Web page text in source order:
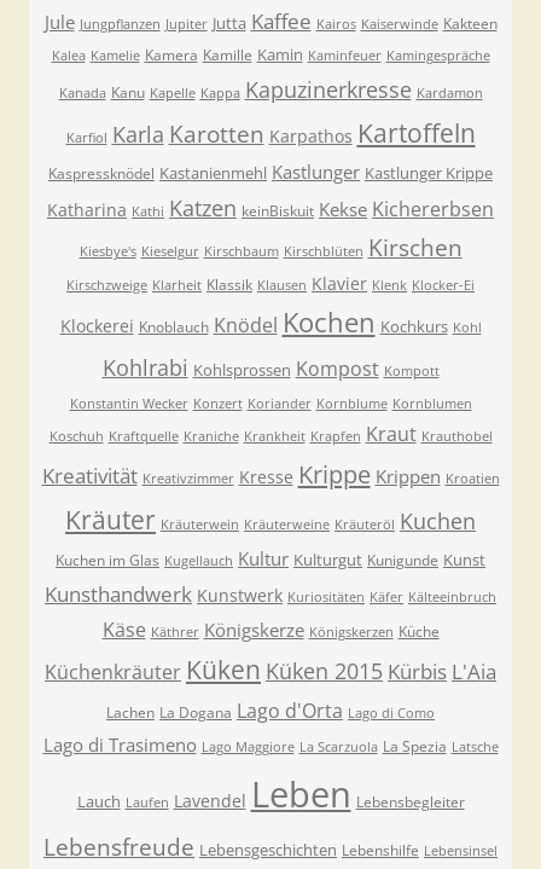
Jule Jungpflanzen Jupiter Jutta Kaffee Kairos Kaiserwinde Kakteen
Kalea Kamelie Kamera Kamille Kamin Kaminfeuer Kamingespräche
Kanada Kanu Kapelle Kappa Kapuzinerkresse Kardamon
Karfiol Karla Karotten Karpathos Kartoffeln
Kaspressknödel Kastanienmehl Kastlunger Kastlunger Krippe
Katharina Kathi Katzen keinBiskuit Kekse Kichererbsen
Kiesbye's Kieselgur Kirschbaum Kirschblüten Kirschen
Kirschzweige Klarheit Klassik Klausen Klavier Klenk Klocker-Ei
Klockerei Knoblauch Knödel Kochen Kochkurs Kohl
Kohlrabi Kohlsprossen Kompost Kompott
Konstantin Wecker Konzert Koriander Kornblume Kornblumen
Koschuh Kraftquelle Kraniche Krankheit Krapfen Kraut Krauthobel
Kreativität Kreativzimmer Kresse Krippe Krippen Kroatien
Kräuter Kräuterwein Kräuterweine Kräuteröl Kuchen
Kuchen im Glas Kugellauch Kultur Kulturgut Kunigunde Kunst
Kunsthandwerk Kunstwerk Kuriositäten Käfer Kälteeinbruch
Käse Käthrer Königskerze Königskerzen Küche
Küchenkräuter Küken Küken 2015 Kürbis L'Aia
Lachen La Dogana Lago d'Orta Lago di Como
Lago di Trasimeno Lago Maggiore La Scarzuola La Spezia Latsche
Lauch Laufen Lavendel Leben Lebensbegleiter
Lebensfreude Lebensgeschichten Lebenshilfe Lebensinsel